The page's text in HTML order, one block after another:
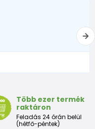
Több ezer termék
raktáron
Feladás 24 órán belül
(hétfő-péntek)